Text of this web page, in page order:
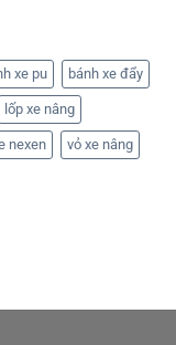
xe pu bánh xe đẩy
lốp xe nâng
nexen vỏ xe nâng